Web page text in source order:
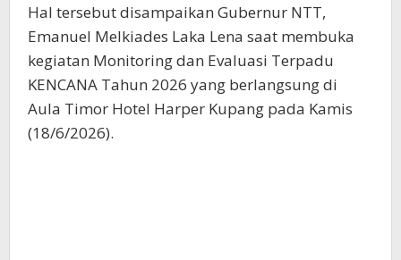
Hal tersebut disampaikan Gubernur NTT,
Emanuel Melkiades Laka Lena saat membuka
kegiatan Monitoring dan Evaluasi Terpadu
KENCANA Tahun 2026 yang berlangsung di
Aula Timor Hotel Harper Kupang pada Kamis
(18/6/2026).